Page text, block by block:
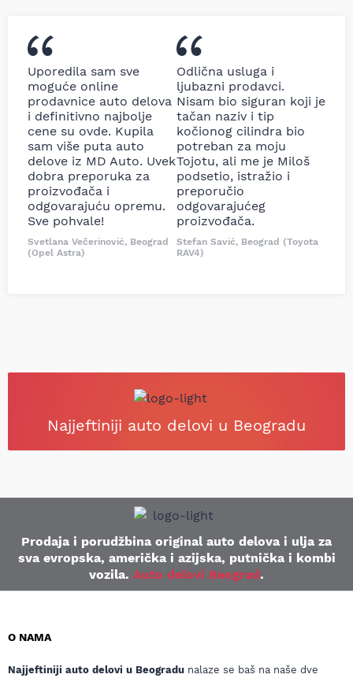
Uporedila sam sve
moguće online
prodavnice auto delova
i definitivno najbolje
cene su ovde. Kupila
sam više puta auto
delove iz MD Auto. Uvek
dobra preporuka za
proizvođača i
odgovarajuću opremu.
Sve pohvale!
Svetlana Večerinović, Beograd
(Opel Astra)
Odlična usluga i
ljubazni prodavci.
Nisam bio siguran koji je
tačan naziv i tip
kočionog cilindra bio
potreban za moju
Tojotu, ali me je Miloš
podsetio, istražio i
preporučio
odgovarajućeg
proizvođača.
Stefan Savić, Beograd (Toyota
RAV4)
Najjeftiniji auto delovi u Beogradu
Prodaja i porudžbina original auto delova i ulja za
sva evropska, američka i azijska, putnička i kombi
vozila. Auto delovi Beograd.
O NAMA
Najjeftiniji auto delovi u Beogradu nalaze se baš na naše dve